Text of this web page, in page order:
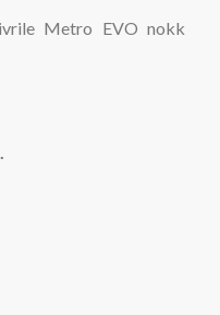
Metro EVO nokk